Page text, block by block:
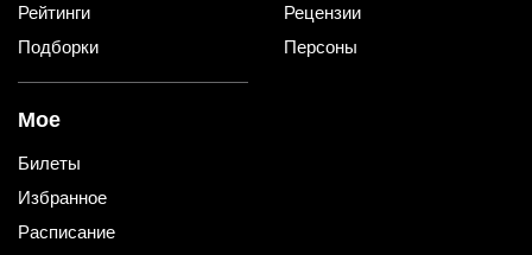
Рейтинги
Подборки
Рецензии
Персоны
Мое
Билеты
Избранное
Расписание